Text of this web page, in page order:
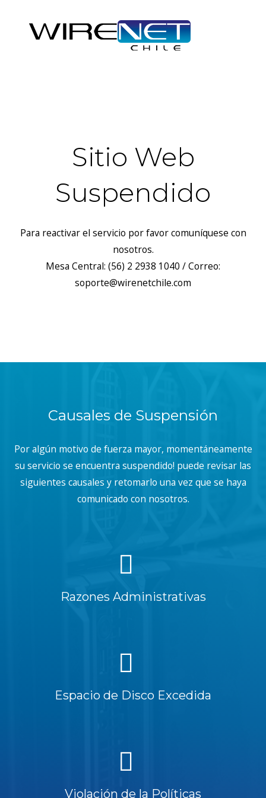
With, Content-Type, Accept");
Sitio Web
Suspendido
Para reactivar el servicio por favor comuníquese con
nosotros.
Mesa Central: (56) 2 2938 1040 / Correo:
soporte@wirenetchile.com
Causales de Suspensión
Por algún motivo de fuerza mayor, momentáneamente
su servicio se encuentra suspendido! puede revisar las
siguientes causales y retomarlo una vez que se haya
comunicado con nosotros.
Razones Administrativas
Espacio de Disco Excedida
Violación de la Políticas